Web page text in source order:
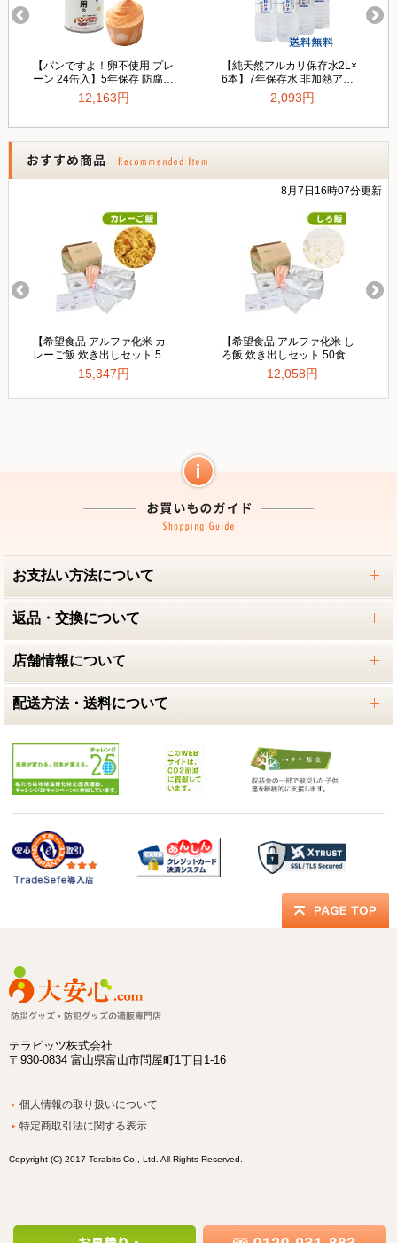
お支払い方法について
返品・交換について
店舗情報について
配送方法・送料について
テラビッツ株式会社
〒930-0834 富山県富山市問屋町1丁目1-16
個人情報の取り扱いについて
特定商取引法に関する表示
Copyright (C) 2017 Terabits Co., Ltd. All Rights Reserved.